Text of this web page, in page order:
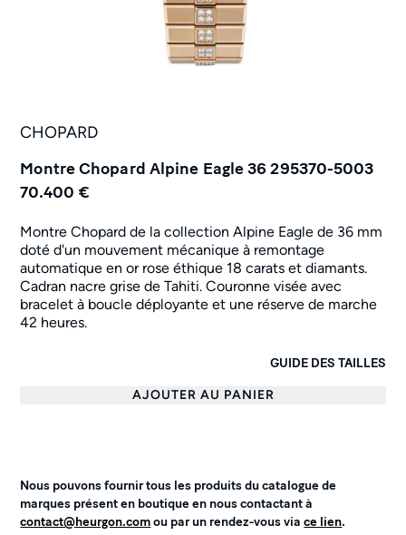
CHOPARD
Montre Chopard Alpine Eagle 36 295370-5003
70.400 €
Montre Chopard de la collection Alpine Eagle de 36 mm
doté d'un mouvement mécanique à remontage
automatique en or rose éthique 18 carats et diamants.
Cadran nacre grise de Tahiti. Couronne visée avec
bracelet à boucle déployante et une réserve de marche
42 heures.
GUIDE DES TAILLES
AJOUTER AU PANIER
Nous pouvons fournir tous les produits du catalogue de
marques présent en boutique en nous contactant à
contact@heurgon.comou par un rendez-vous viace lien.